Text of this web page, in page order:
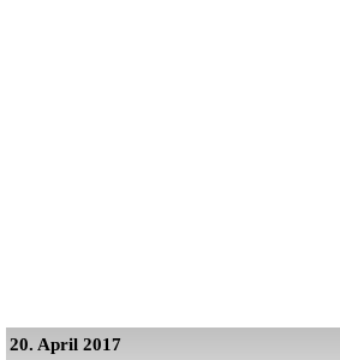
20. April 2017